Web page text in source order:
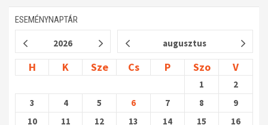
ESEMÉNYNAPTÁR
2026 augusztus
H K Sze Cs P Szo V
1
2
3
4 5 6 7 8
9
10
11 12 13 14 15 16